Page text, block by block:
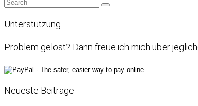
Unterstützung
Problem gelöst? Dann freue ich mich über
Neueste Beiträge